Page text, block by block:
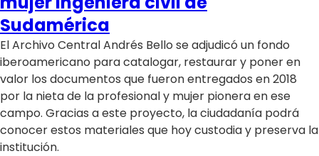
Sudamérica
El Archivo Central Andrés Bello se adjudicó un fondo
iberoamericano para catalogar, restaurar y poner en
valor los documentos que fueron entregados en 2018
por la nieta de la profesional y mujer pionera en ese
campo. Gracias a este proyecto, la ciudadanía podrá
conocer estos materiales que hoy custodia y preserva la
institución.
Club De La Comedia
Contigo en Directo
Plan Perfecto
El Tiempo
Sabingo
Todos Los Programas